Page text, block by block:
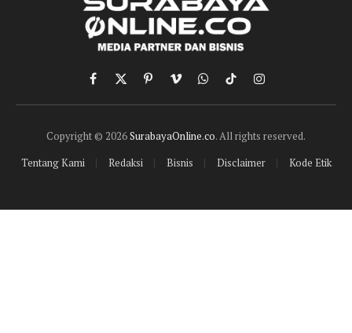
Facebook
X
(Twitter)
PinterestVimeoWhatsApp
TikTokInstagram
Copyright © 2026SurabayaOnline.co. All rights reserved.
Tentang Kami
Redaksi Bisnis Disclaimer Kode Etik